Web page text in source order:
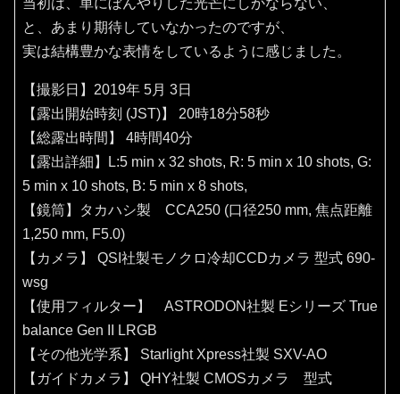
当初は、単にぼんやりした光芒にしかならない、
と、あまり期待していなかったのですが、
実は結構豊かな表情をしているように感じました。
【撮影日】2019年 5月 3日
【露出開始時刻 (JST)】 20時18分58秒
【総露出時間】 4時間40分
【露出詳細】L:5 min x 32 shots, R: 5 min x 10 shots, G:
5 min x 10 shots, B: 5 min x 8 shots,
【鏡筒】タカハシ製 CCA250 (口径250 mm, 焦点距離
1,250 mm, F5.0)
【カメラ】 QSI社製モノクロ冷却CCDカメラ 型式 690-
wsg
【使用フィルター】 ASTRODON社製 Eシリーズ True
balance Gen II LRGB
【その他光学系】 Starlight Xpress社製 SXV-AO
【ガイドカメラ】 QHY社製 CMOSカメラ 型式